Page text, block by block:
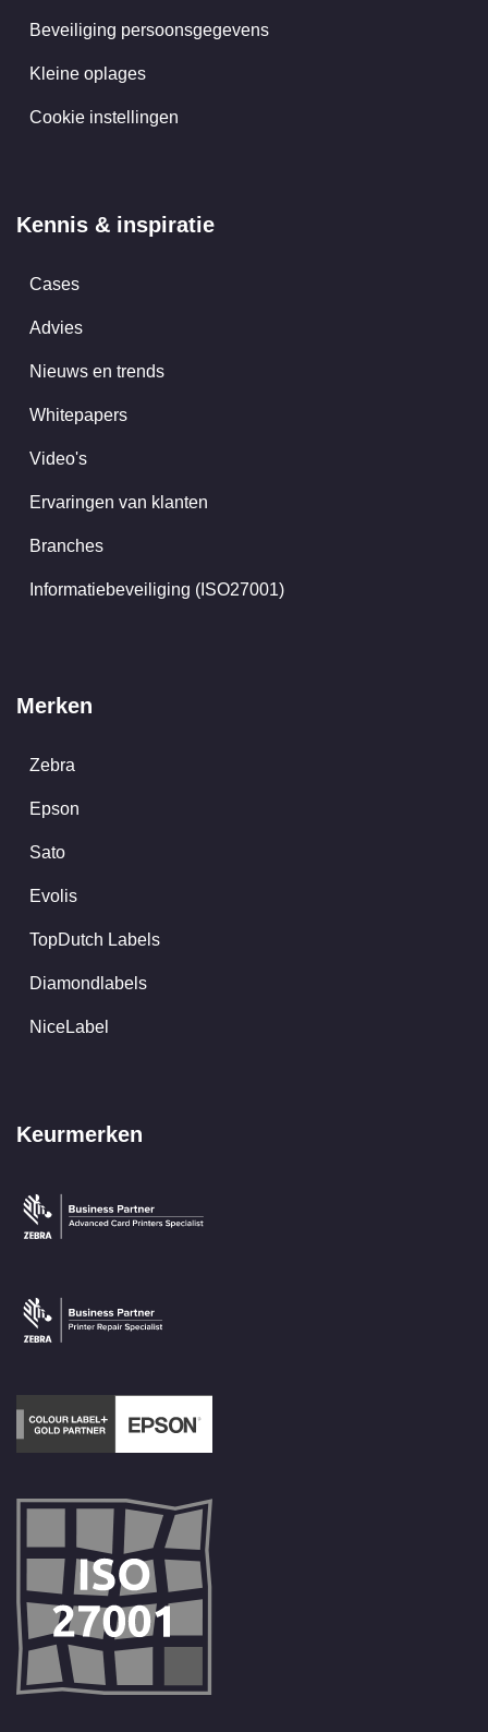
Beveiliging persoonsgegevens
Kleine oplages
Cookie instellingen
Kennis & inspiratie
Cases
Advies
Nieuws en trends
Whitepapers
Video's
Ervaringen van klanten
Branches
Informatiebeveiliging (ISO27001)
Merken
Zebra
Epson
Sato
Evolis
TopDutch Labels
Diamondlabels
NiceLabel
Keurmerken